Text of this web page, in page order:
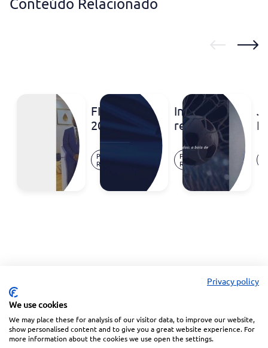
FILDA
2026
Press
Release
Inventa
reconhecida
Ranking
IP
Stars
Press
Release
16
jul.
2026
à
LinkedinFacebookInstagramWechat
Privacy policy
We use cookies
We may place these for analysis of our visitor data, to improve our website,
show personalised content and to give you a great website experience. For
more information about the cookies we use open the settings.